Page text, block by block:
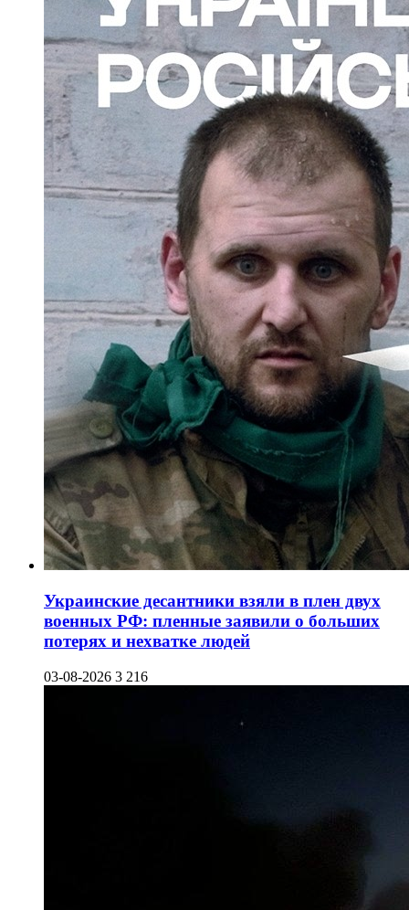
Украинские десантники взяли в плен двух
военных РФ: пленные заявили о больших
потерях и нехватке людей
03-08-2026 3 216